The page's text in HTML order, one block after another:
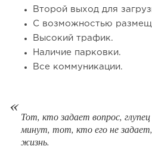
Второй выход для
С возможностью
Высокий трафик.
Наличие парковки.
Все коммуникации.
Тот, кто задает вопрос,
минут, тот, кто его не
жизнь.